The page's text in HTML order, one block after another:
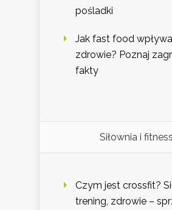
pośladki
Jak fast food
zdrowie? Poznaj
fakty
Siłownia i fitness
Czym jest crossfit?
trening, zdrowie –